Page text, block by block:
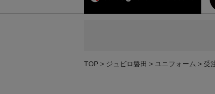
TOP ジュビロ磐田 ユニフォーム 受